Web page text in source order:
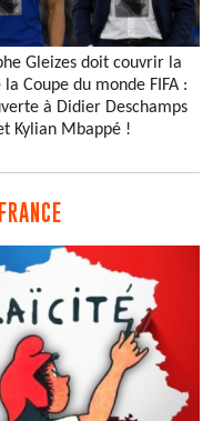
Gleizes doit couvrir la
Coupe du monde FIFA :
à Didier Deschamps
Kylian Mbappé !